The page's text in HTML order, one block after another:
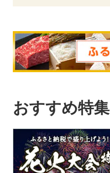
おすすめ特集